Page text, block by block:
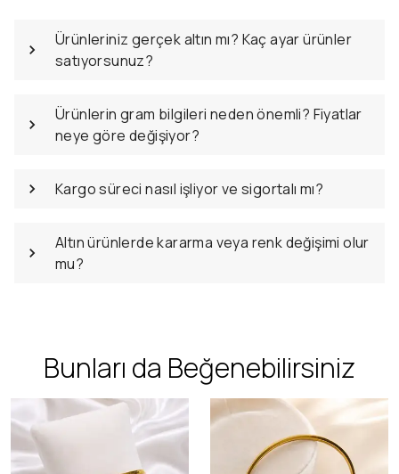
Ürünleriniz gerçek altın mı? Kaç ayar ürünler
satıyorsunuz?
Ürünlerin gram bilgileri neden önemli? Fiyatlar
neye göre değişiyor?
Kargo süreci nasıl işliyor ve sigortalı mı?
Altın ürünlerde kararma veya renk değişimi olur
mu?
Bunları da Beğenebilirsiniz